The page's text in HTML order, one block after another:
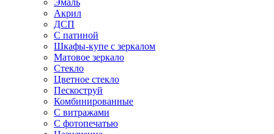
Эмаль
Акрил
ДСП
С патиной
Шкафы-купе с зеркалом
Матовое зеркало
Стекло
Цветное стекло
Пескоструй
Комбинированные
С витражами
С фотопечатью